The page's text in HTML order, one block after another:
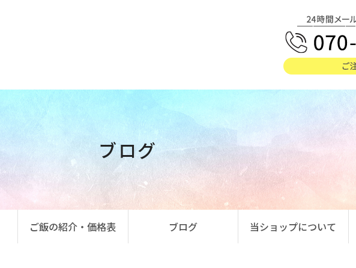
ブログ
ご飯の紹介・価格表 ブログ 当ショップについて